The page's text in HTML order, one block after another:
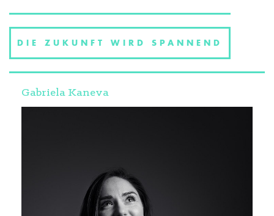
DIE ZUKUNFT WIRD SPANNEND
Gabriela Kaneva